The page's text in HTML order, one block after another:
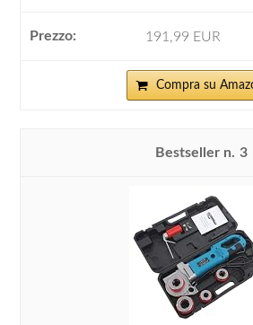
191,99 EUR
Compra su
3